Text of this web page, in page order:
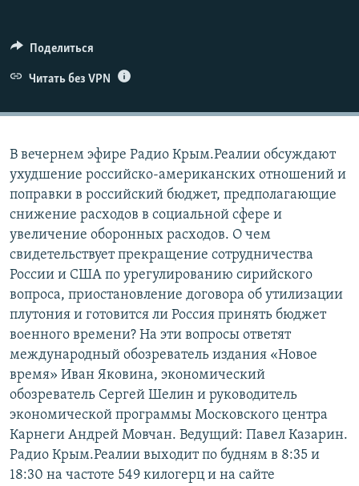
КРЫМ.НЕПОКОРЕННЫЙ
ELIFBE
Поделиться
Читать без VPN
В вечернем эфире Радио Крым.Реалии обсуждают
ухудшение российско-американских отношений и
поправки в российский бюджет, предполагающие
снижение расходов в социальной сфере и
увеличение оборонных расходов. О чем
свидетельствует прекращение сотрудничества
России и США по урегулированию сирийского
вопроса, приостановление договора об утилизации
плутония и готовится ли Россия принять бюджет
военного времени? На эти вопросы ответят
международный обозреватель издания «Новое
время» Иван Яковина, экономический
обозреватель Сергей Шелин и руководитель
экономической программы Московского центра
Карнеги Андрей Мовчан. Ведущий: Павел Казарин.
Радио Крым.Реалии выходит по будням в 8:35 и
18:30 на частоте 549 килогерц и на сайте